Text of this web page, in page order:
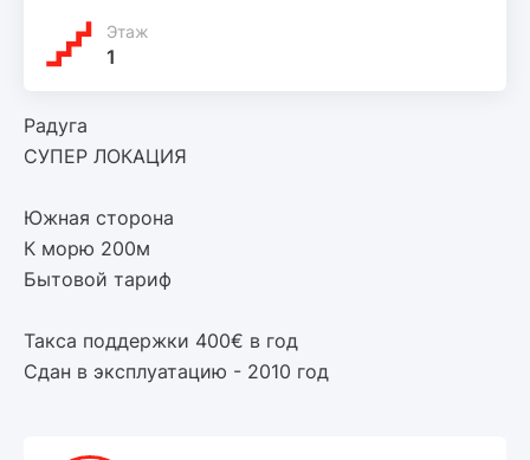
Этаж
1
Радуга
СУПЕР ЛОКАЦИЯ
Южная сторона
К морю 200м
Бытовой тариф
Такса поддержки 400€ в год
Сдан в эксплуатацию - 2010 год